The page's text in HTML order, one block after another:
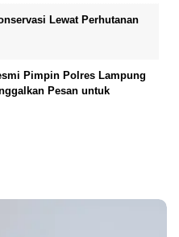
Lewat Perhutanan
Pimpin Polres Lampung
Pesan untuk